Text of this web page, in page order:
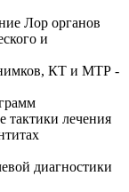
Лор органов
и
КТ и МТР -
тактики лечения
диагностики